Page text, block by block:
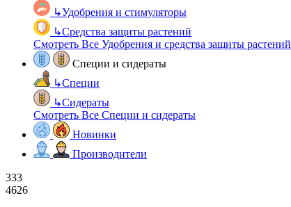
↳Удобрения и стимуляторы
↳Средства защиты растений
Смотреть Все Удобрения и средства защиты растений
Специи и сидераты
↳Специи
↳Сидераты
Смотреть Все Специи и сидераты
Новинки
Производители
333
4626